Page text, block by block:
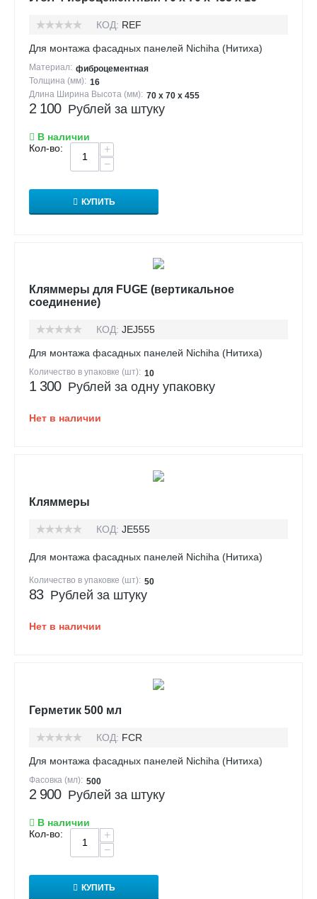
КОД: REF
Для монтажа фасадных панелей Nichiha (Нитиха)
Материал: фиброцементная
Толщина (мм): 16
Длина Ширина Высота (мм): 70 х 70 х 455
2 100 Рублей за штуку
В наличии
Кол-во:
+
−
КУПИТЬ
Кляммеры для FUGE (вертикальное
соединение)
КОД: JEJ555
Для монтажа фасадных панелей Nichiha (Нитиха)
Количество в упаковке (шт): 10
1 300 Рублей за одну упаковку
Нет в наличии
Кляммеры
КОД: JE555
Для монтажа фасадных панелей Nichiha (Нитиха)
Количество в упаковке (шт): 50
83 Рублей за штуку
Нет в наличии
Герметик 500 мл
КОД: FCR
Для монтажа фасадных панелей Nichiha (Нитиха)
Фасовка (мл): 500
2 900 Рублей за штуку
В наличии
Кол-во:
+
−
КУПИТЬ